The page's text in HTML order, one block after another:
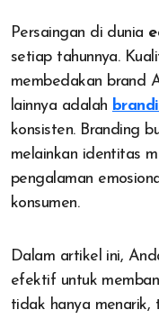
Persaingan di dunia
setiap tahunnya.
membedakan brand
lainnya adalah
konsisten. Branding
melainkan identitas
pengalaman
konsumen.
Dalam artikel ini,
efektif untuk
tidak hanya menarik,